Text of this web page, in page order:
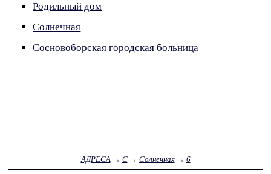
Родильный дом
Солнечная
Сосновоборская городская больница
АДРЕСА → С→ Солнечная→ 6